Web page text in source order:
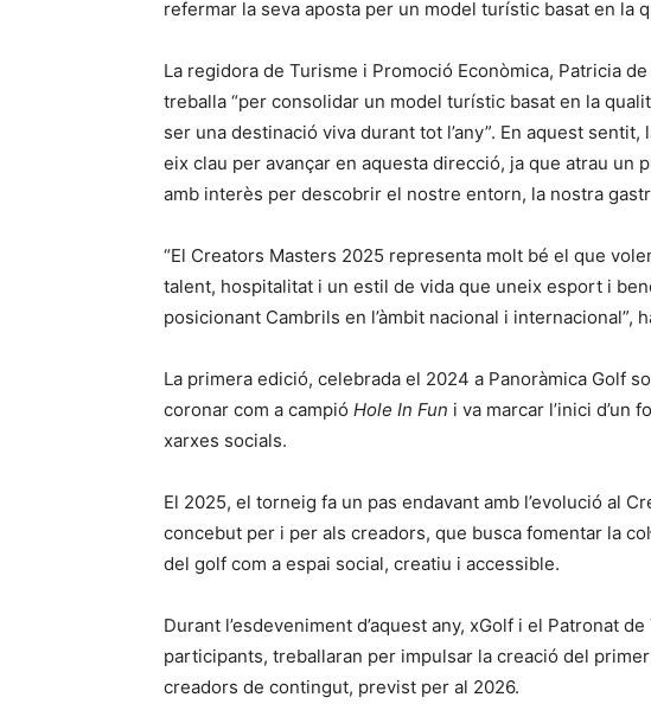
refermar la seva aposta per un model turístic basat en la
La regidora de Turisme i Promoció Econòmica, Patricia
treballa “per consolidar un model turístic basat en la
ser una destinació viva durant tot l’any”. En aquest
eix clau per avançar en aquesta direcció, ja que atrau un
amb interès per descobrir el nostre entorn, la nostra
“El Creators Masters 2025 representa molt bé el que
talent, hospitalitat i un estil de vida que uneix esport i
posicionant Cambrils en l’àmbit nacional i internacional”,
La primera edició, celebrada el 2024 a Panoràmica Golf
coronar com a campió Hole In Fun i va marcar l’inici d’un
xarxes socials.
El 2025, el torneig fa un pas endavant amb l’evolució al
concebut per i per als creadors, que busca fomentar la
del golf com a espai social, creatiu i accessible.
Durant l’esdeveniment d’aquest any, xGolf i el Patronat
participants, treballaran per impulsar la creació del
creadors de contingut, previst per al 2026.